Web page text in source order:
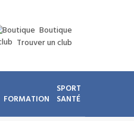
Boutique
Trouver un club
FORMATION
SPORT
SANTÉ